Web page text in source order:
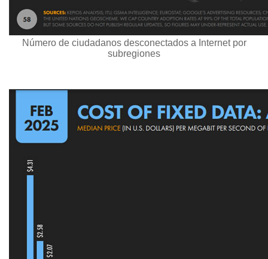
Número de ciudadanos desconectados a Internet por
subregiones